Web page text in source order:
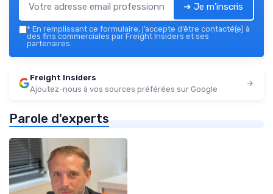
➔ Je m'inscris
* En remplissant ce formulaire, j’accepte d’être contacté(e) à
des fins commerciales par Freight Insiders et ses
partenaires.
Freight Insiders
Ajoutez-nous à vos sources préférées sur Google
Parole d'experts